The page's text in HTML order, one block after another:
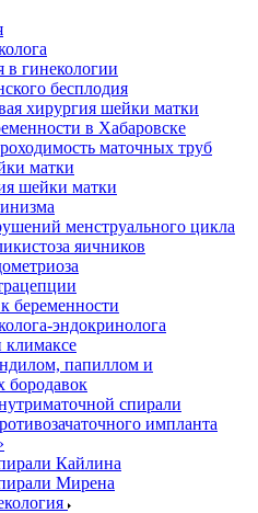
в гинекологии
бесплодия
хирургия шейки матки
в Хабаровске
маточных труб
матки
шейки матки
менструального цикла
яичников
беременности
эндокринолога
климаксе
папиллом и
бородавок
спирали
импланта
Кайлина
Мирена